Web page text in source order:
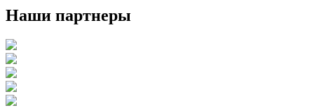
Наши партнеры